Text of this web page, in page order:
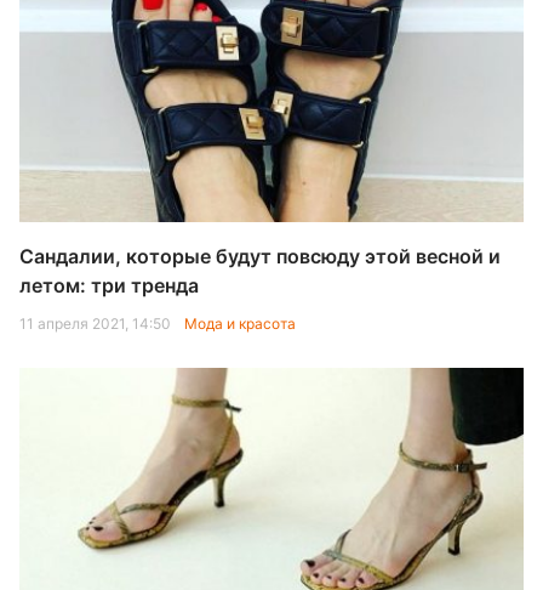
Сандалии, которые будут повсюду этой весной и
летом: три тренда
11 апреля 2021, 14:50 Мода и красота